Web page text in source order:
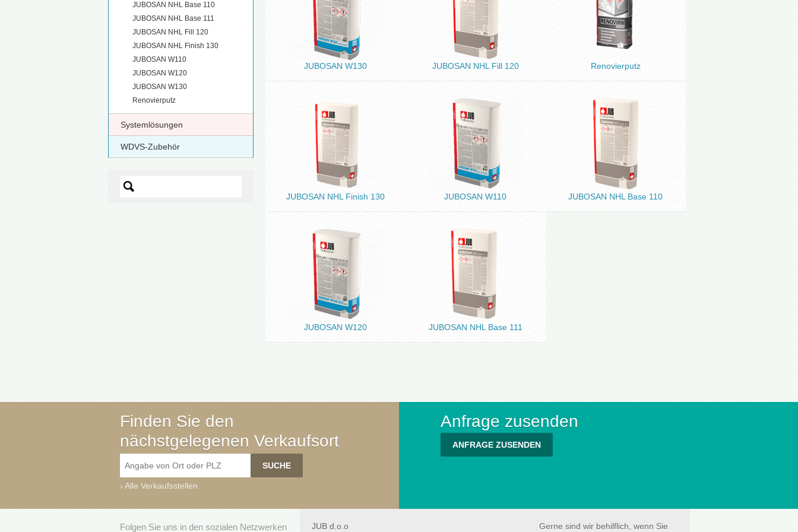
JUBOSAN NHL Base 110
JUBOSAN NHL Base 111
JUBOSAN NHL Fill 120
JUBOSAN NHL Finish 130
JUBOSAN W110
JUBOSAN W120
JUBOSAN W130
Renovierputz
Systemlösungen
WDVS-Zubehör
JUBOSAN W130 JUBOSAN NHL Fill 120 Renovierputz
JUBOSAN NHL Finish 130 JUBOSAN W110 JUBOSAN NHL Base 110
JUBOSAN W120 JUBOSAN NHL Base 111
Finden Sie den
nächstgelegenen Verkaufsort
› Alle Verkaufsstellen
Anfrage zusenden
ANFRAGE ZUSENDEN
Folgen Sie uns in den sozialen Netzwerken JUB d.o.o Gerne sind wir behilflich, wenn Sie